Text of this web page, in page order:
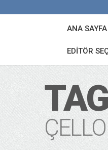
ANA SAYFA
EDITÖR
ÇELLO